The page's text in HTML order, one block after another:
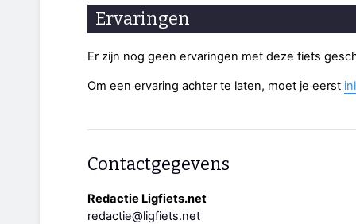
Ervaringen
Er zijn nog geen ervaringen met deze fiets
Om een ervaring achter te laten, moet je eerst
Contactgegevens
Redactie Ligfiets.net
redactie@ligfiets.net